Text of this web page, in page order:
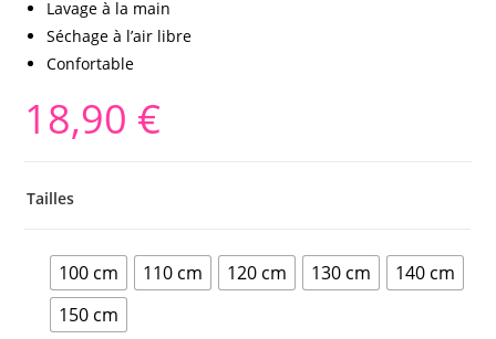
Lavage à la main
Séchage à l’air libre
Confortable
18,90 €
Tailles
100 cm 110 cm 120 cm 130 cm
140 cm
150 cm